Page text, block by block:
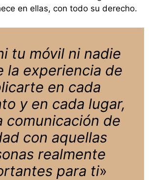
en ellas, con todo su derecho.
tu móvil ni nadie
la experiencia de
en cada
y en cada lugar,
comunicación de
con aquellas
realmente
para ti»